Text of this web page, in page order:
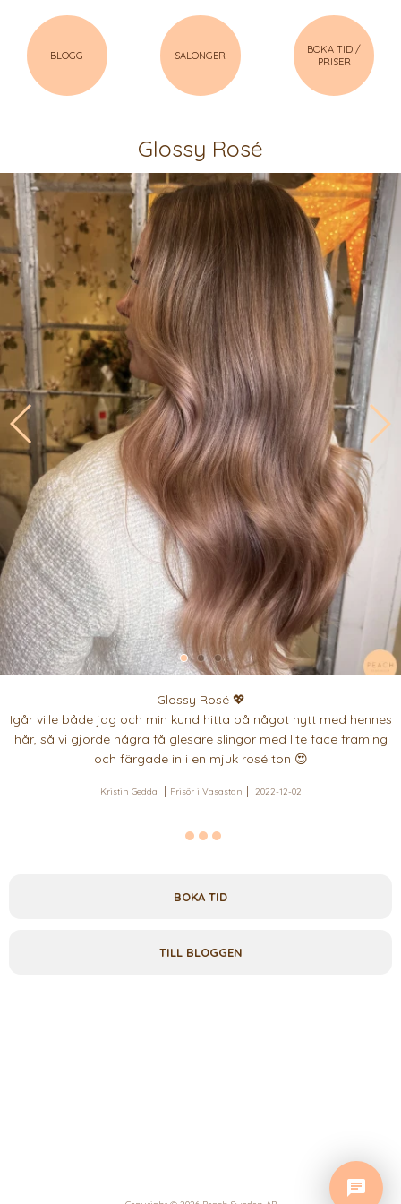
BLOGG SALONGER
BOKA TID /
PRISER
Glossy Rosé
Glossy Rosé 💖
Igår ville både jag och min kund hitta på något nytt med hennes
hår, så vi gjorde några få glesare slingor med lite face framing
och färgade in i en mjuk rosé ton 😍
Kristin Gedda Frisör i Vasastan 2022-12-02
BOKA TID
TILL BLOGGEN